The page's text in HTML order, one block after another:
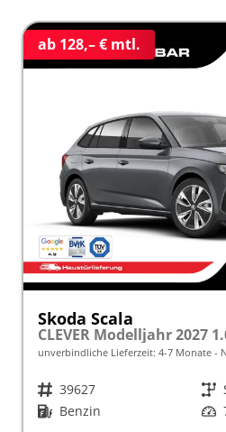
ab 128,– € mtl.
Skoda Scala
unverbindliche Lieferzeit: 4-7 Monate
Fahrzeugnr. 39627 Getriebe
Kraftstoff Benzin Leistung